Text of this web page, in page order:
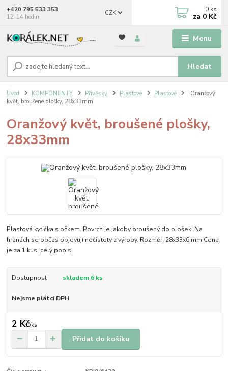
Menu
CZK
Hledat
+420 795 533 353
12-14 hodin
0 ks
za 0 Kč
Úvod KOMPONENTY Přívěsky Plastové Plastové
Oranžový
květ, broušené plošky, 28x33mm
Oranžový květ, broušené plošky,
28x33mm
Plastová kytička s očkem. Povrch je jakoby broušený do plošek. Na
hranách se občas objevují nečistoty z výroby. Rozměr: 28x33x6 mm Cena
je za 1 kus. celý popis
Dostupnost skladem 6 ks
Nejsme plátci DPH
2 Kč/ks
Přidat do košíku